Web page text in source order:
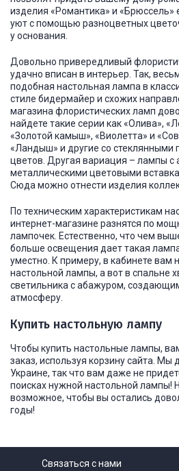
изделия «Романтика» и «Брюссель»
уют с помощью разноцветных
у основания.
Довольно привередливый
удачно вписан в интерьер. Так,
подобная настольная лампа в
стиле бидермайер и схожих
магазина флористических ламп
найдете такие серии как «Олива»,
«Золотой камыш», «Виолетта» и
«Ландыш» и другие со стеклянными
цветов. Другая вариация – лампы с
металлическими цветовыми
Сюда можно отнести изделия
По техническим характеристикам
интернет-магазине разнятся по
лампочек. Естественно, что чем
больше освещения дает такая
уместно. К примеру, в кабинете вам
настольной лампы, а вот в спальне
светильника с абажуром,
атмосферу.
Купить настольную лампу
Чтобы купить настольные лампы,
заказ, используя корзину сайта. Мы
Украине, так что вам даже не
поисках нужной настольной лампы!
возможное, чтобы вы остались
годы!
Связаться с нами